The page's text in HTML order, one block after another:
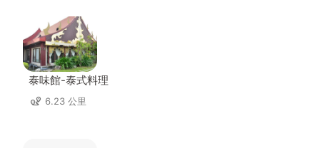
泰味館-泰式料理
6.23 公里